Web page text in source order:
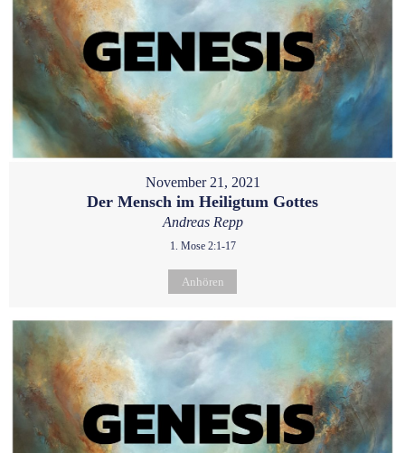
November 21, 2021
Der Mensch im Heiligtum Gottes
Andreas Repp
1. Mose 2:1-17
Anhören